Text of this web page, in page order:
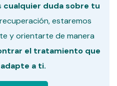
cualquier duda sobre tu
estaremos
y orientarte de manera
el tratamiento que
a ti.